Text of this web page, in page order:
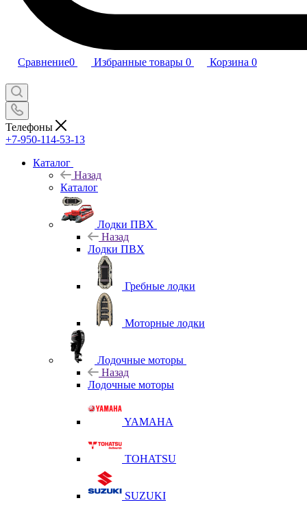
Сравнение0 Избранные товары 0 Корзина 0
Телефоны
+7-950-114-53-13
Каталог
Назад
Каталог
Лодки ПВХ
Назад
Лодки ПВХ
Гребные лодки
Моторные лодки
Лодочные моторы
Назад
Лодочные моторы
YAMAHA
TOHATSU
SUZUKI